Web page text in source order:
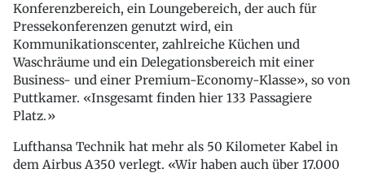
Konferenzbereich, ein Loungebereich, der auch für
Pressekonferenzen genutzt wird, ein
Kommunikationscenter, zahlreiche Küchen und
Waschräume und ein Delegationsbereich mit einer
Business- und einer Premium-Economy-Klasse», so von
Puttkamer. «Insgesamt finden hier 133 Passagiere
Platz.»
Lufthansa Technik hat mehr als 50 Kilometer Kabel in
dem Airbus A350 verlegt. «Wir haben auch über 17.000